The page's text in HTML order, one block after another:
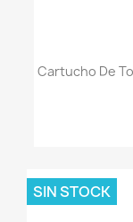
Cartucho De
SIN STOCK